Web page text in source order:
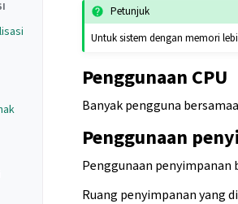
Petunjuk
Untuk sistem dengan memori
Penggunaan CPU
Banyak pengguna
Penggunaan
Penggunaan penyimpanan
Ruang penyimpanan yang